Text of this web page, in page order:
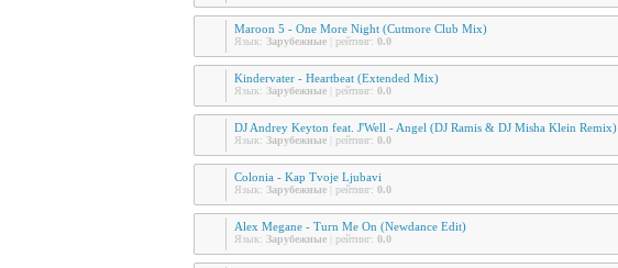
Maroon 5 - One More Night (Cutmore Club Mix)
Язык: Зарубежные | рейтинг: 0.0
Kindervater - Heartbeat (Extended Mix)
Язык: Зарубежные | рейтинг: 0.0
DJ Andrey Keyton feat. J'Well - Angel (DJ Ramis & DJ Misha Klein Remix)
Язык: Зарубежные | рейтинг: 0.0
Colonia - Kap Tvoje Ljubavi
Язык: Зарубежные | рейтинг: 0.0
Alex Megane - Turn Me On (Newdance Edit)
Язык: Зарубежные | рейтинг: 0.0